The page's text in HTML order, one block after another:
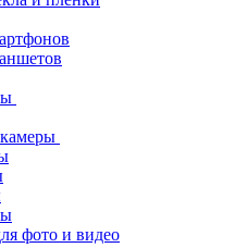
фото и видео